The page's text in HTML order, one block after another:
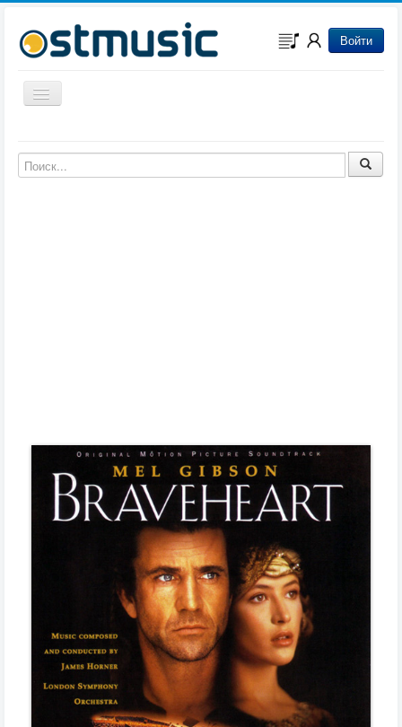
Войти
Включить/выключить навигацию
Музыка из мультфильмов
Музыка из сериалов